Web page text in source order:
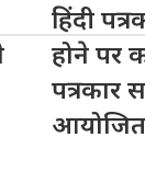
हिंदी
होने पर
पत्रकार